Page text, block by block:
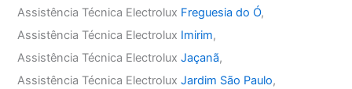
Assistência Técnica Electrolux Freguesia do Ó,
Assistência Técnica Electrolux Imirim,
Assistência Técnica ElectroluxJaçanã,
Assistência Técnica ElectroluxJardim São Paulo,